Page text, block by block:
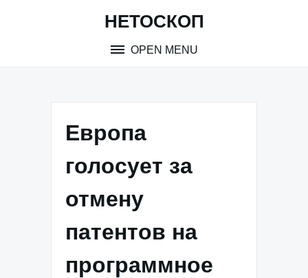
НЕТОСКОП
OPEN MENU
Европа
голосует за
отмену
патентов на
программное